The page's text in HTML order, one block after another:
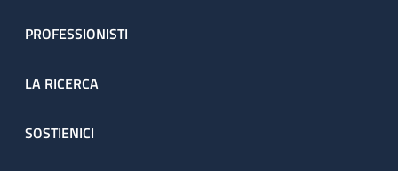
PROFESSIONISTI
LA RICERCA
SOSTIENICI